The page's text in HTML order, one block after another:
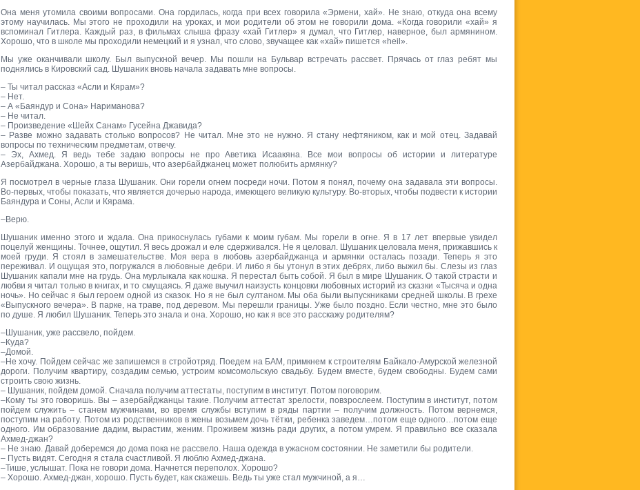
Она меня утомила своими вопросами. Она гордилась, когда при всех говорила «Эрмени, хай». Не знаю, откуда она всему
этому научилась. Мы этого не проходили на уроках, и мои родители об этом не говорили дома. «Когда говорили «хай» я
вспоминал Гитлера. Каждый раз, в фильмах слыша фразу «хай Гитлер» я думал, что Гитлер, наверное, был армянином.
Хорошо, что в школе мы проходили немецкий и я узнал, что слово, звучащее как «хай» пишется «heil».
Мы уже оканчивали школу. Был выпускной вечер. Мы пошли на Бульвар встречать рассвет. Прячась от глаз ребят мы
поднялись в Кировский сад. Шушаник вновь начала задавать мне вопросы.
– Ты читал рассказ «Асли и Кярам»?
– Нет.
– А «Баяндур и Сона» Нариманова?
– Не читал.
– Произведение «Шейх Санам» Гусейна Джавида?
– Разве можно задавать столько вопросов? Не читал. Мне это не нужно. Я стану нефтяником, как и мой отец. Задавай
вопросы по техническим предметам, отвечу.
– Эх, Ахмед. Я ведь тебе задаю вопросы не про Аветика Исаакяна. Все мои вопросы об истории и литературе
Азербайджана. Хорошо, а ты веришь, что азербайджанец может полюбить армянку?
Я посмотрел в черные глаза Шушаник. Они горели огнем посреди ночи. Потом я понял, почему она задавала эти вопросы.
Во-первых, чтобы показать, что является дочерью народа, имеющего великую культуру. Во-вторых, чтобы подвести к истории
Баяндура и Соны, Асли и Кярама.
–Верю.
Шушаник именно этого и ждала. Она прикоснулась губами к моим губам. Мы горели в огне. Я в 17 лет впервые увидел
поцелуй женщины. Точнее, ощутил. Я весь дрожал и еле сдерживался. Не я целовал. Шушаник целовала меня, прижавшись к
моей груди. Я стоял в замешательстве. Моя вера в любовь азербайджанца и армянки осталась позади. Теперь я это
переживал. И ощущая это, погружался в любовные дебри. И либо я бы утонул в этих дебрях, либо выжил бы. Слезы из глаз
Шушаник капали мне на грудь. Она мурлыкала как кошка. Я перестал быть собой. Я был в мире Шушаник. О такой страсти и
любви я читал только в книгах, и то смущаясь. Я даже выучил наизусть концовки любовных историй из сказки «Тысяча и одна
ночь». Но сейчас я был героем одной из сказок. Но я не был султаном. Мы оба были выпускниками средней школы. В грехе
«Выпускного вечера». В парке, на траве, под деревом. Мы перешли границы. Уже было поздно. Если честно, мне это было
по душе. Я любил Шушаник. Теперь это знала и она. Хорошо, но как я все это расскажу родителям?
–Шушаник, уже рассвело, пойдем.
–Куда?
–Домой.
–Не хочу. Пойдем сейчас же запишемся в стройотряд. Поедем на БАМ, примкнем к строителям Байкало-Амурской железной
дороги. Получим квартиру, создадим семью, устроим комсомольскую свадьбу. Будем вместе, будем свободны. Будем сами
строить свою жизнь.
– Шушаник, пойдем домой. Сначала получим аттестаты, поступим в институт. Потом поговорим.
–Кому ты это говоришь. Вы – азербайджанцы такие. Получим аттестат зрелости, повзрослеем. Поступим в институт, потом
пойдем служить – станем мужчинами, во время службы вступим в ряды партии – получим должность. Потом вернемся,
поступим на работу. Потом из родственников в жены возьмем дочь тётки, ребенка заведем…потом еще одного…потом еще
одного. Им образование дадим, вырастим, женим. Проживем жизнь ради других, а потом умрем. Я правильно все сказала
Ахмед-джан?
– Не знаю. Давай доберемся до дома пока не рассвело. Наша одежда в ужасном состоянии. Не заметили бы родители.
– Пусть видят. Сегодня я стала счастливой. Я люблю Ахмед-джана.
–Тише, услышат. Пока не говори дома. Начнется переполох. Хорошо?
– Хорошо. Ахмед-джан, хорошо. Пусть будет, как скажешь. Ведь ты уже стал мужчиной, а я…